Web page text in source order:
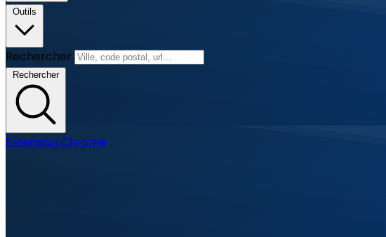
Outils
Rechercher
Rechercher
Extension Chrome